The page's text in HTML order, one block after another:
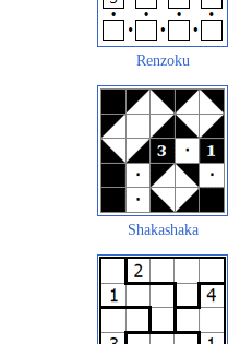
Renzoku
Shakashaka